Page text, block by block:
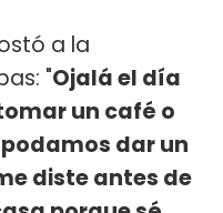
a la
"Ojalá el día
un café o
dar un
diste antes de